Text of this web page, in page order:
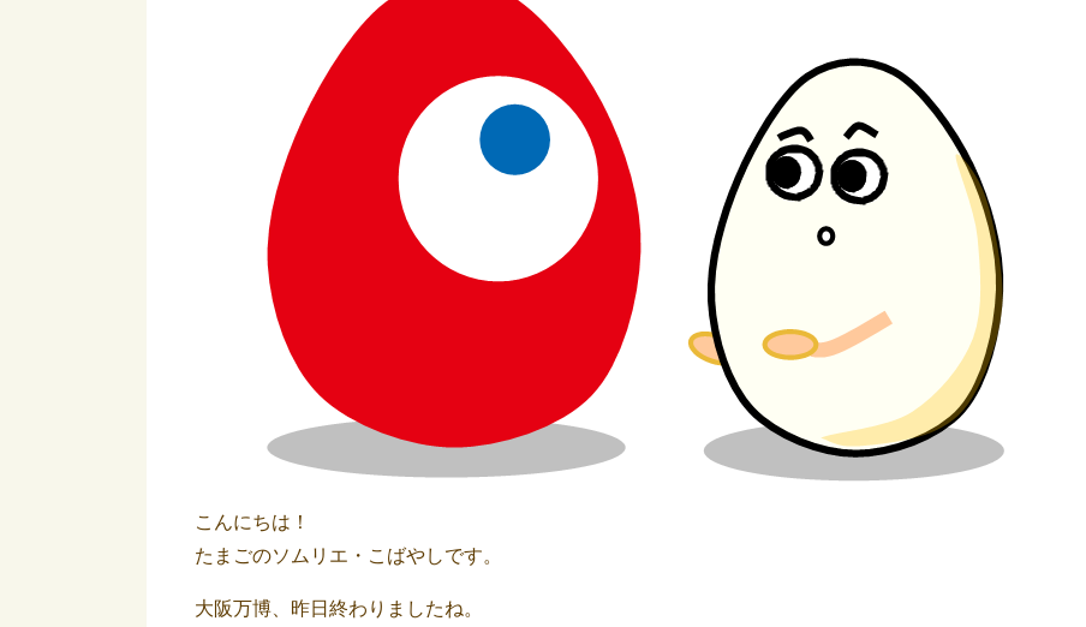
こんにちは！
たまごのソムリエ・こばやしです。
大阪万博、昨日終わりましたね。